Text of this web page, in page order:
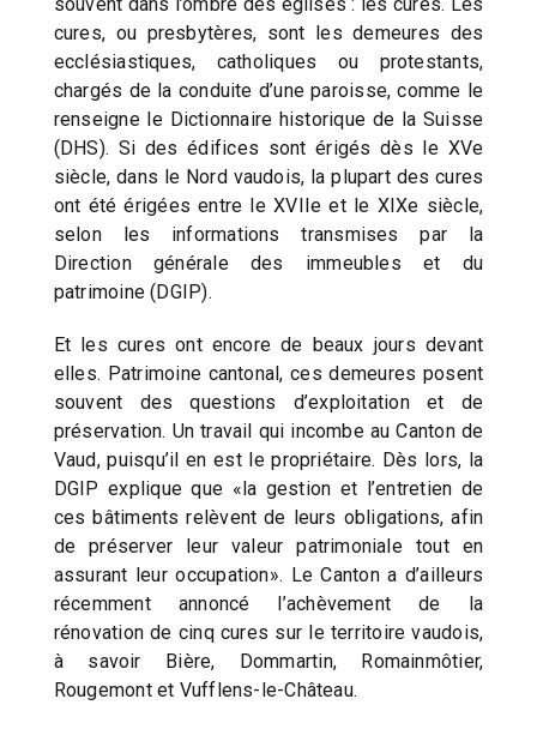
cures, ou presbytères, sont les demeures des
ecclésiastiques, catholiques ou protestants,
chargés de la conduite d’une paroisse, comme le
renseigne le Dictionnaire historique de la Suisse
(DHS). Si des édifices sont érigés dès le XVe
siècle, dans le Nord vaudois, la plupart des cures
ont été érigées entre le XVIIe et le XIXe siècle,
selon les informations transmises par la
Direction générale des immeubles et du
patrimoine (DGIP).
Et les cures ont encore de beaux jours devant
elles. Patrimoine cantonal, ces demeures posent
souvent des questions d’exploitation et de
préservation. Un travail qui incombe au Canton de
Vaud, puisqu’il en est le propriétaire. Dès lors, la
DGIP explique que «la gestion et l’entretien de
ces bâtiments relèvent de leurs obligations, afin
de préserver leur valeur patrimoniale tout en
assurant leur occupation». Le Canton a d’ailleurs
récemment annoncé l’achèvement de la
rénovation de cinq cures sur le territoire vaudois,
à savoir Bière, Dommartin, Romainmôtier,
Rougemont et Vufflens-le-Château.